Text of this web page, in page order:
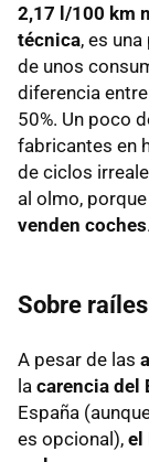
2,17 l/100 km
técnica, es
de unos
diferencia
50%. Un poco
fabricantes en
de ciclos
al olmo, porque
venden coches.
Sobre raíles
A pesar de las
la carencia del
España
es opcional), el